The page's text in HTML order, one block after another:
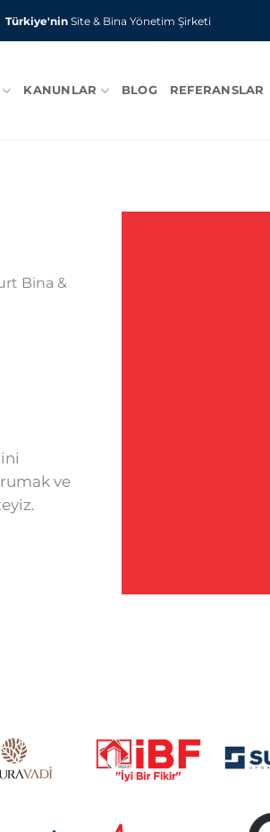
Türkiye'nin Site & Bina Yönetim Şirketi
KANUNLAR BLOG REFERANSLAR
Bina &
ve